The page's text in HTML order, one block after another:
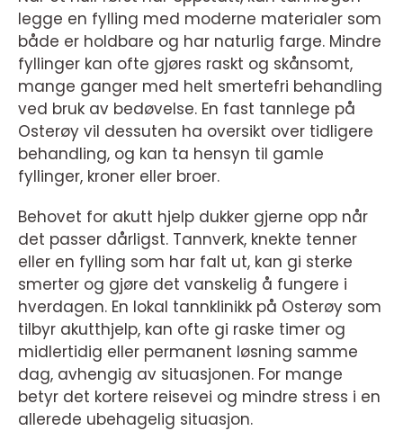
legge en fylling med moderne materialer som
både er holdbare og har naturlig farge. Mindre
fyllinger kan ofte gjøres raskt og skånsomt,
mange ganger med helt smertefri behandling
ved bruk av bedøvelse. En fast tannlege på
Osterøy vil dessuten ha oversikt over tidligere
behandling, og kan ta hensyn til gamle
fyllinger, kroner eller broer.
Behovet for akutt hjelp dukker gjerne opp når
det passer dårligst. Tannverk, knekte tenner
eller en fylling som har falt ut, kan gi sterke
smerter og gjøre det vanskelig å fungere i
hverdagen. En lokal tannklinikk på Osterøy som
tilbyr akutthjelp, kan ofte gi raske timer og
midlertidig eller permanent løsning samme
dag, avhengig av situasjonen. For mange
betyr det kortere reisevei og mindre stress i en
allerede ubehagelig situasjon.